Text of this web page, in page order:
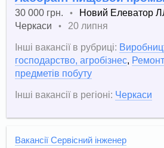
30 000 грн. •
Новий Елеватор
Черкаси
•
20 липня
Інші вакансії в рубриці:
господарство, агробізнес Ремонт
предметів побуту
Інші вакансії в регіоні: Черкаси
Вакансії Сервісний інженер